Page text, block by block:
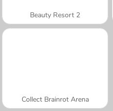
Beauty Resort 2
Collect Brainrot Arena